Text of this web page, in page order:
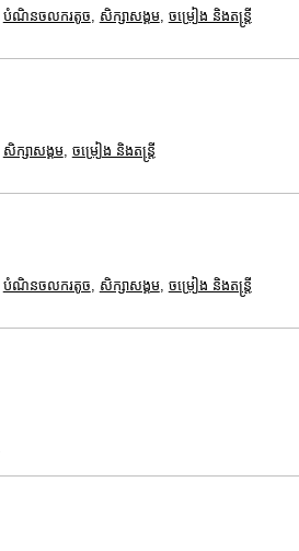
បំណិនចលករតូច សិក្សាសង្គម, ចម្រៀង និងតន្ត្រី
សិក្សាសង្គម, ចម្រៀង និងតន្ត្រី
បំណិនចលករតូច សិក្សាសង្គម, ចម្រៀង និងតន្ត្រី